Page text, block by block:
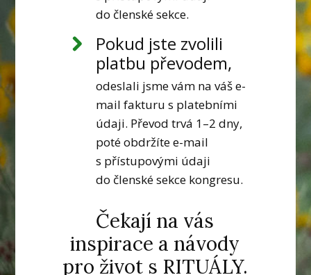
do členské sekce.
Pokud jste zvolili
platbu převodem,
odeslali jsme vám na váš e-
mail fakturu s platebními
údaji. Převod trvá 1–2 dny,
poté obdržíte e-mail
s přístupovými údaji
do členské sekce kongresu.
Čekají na vás
inspirace a návody
pro život s RITUÁLY.